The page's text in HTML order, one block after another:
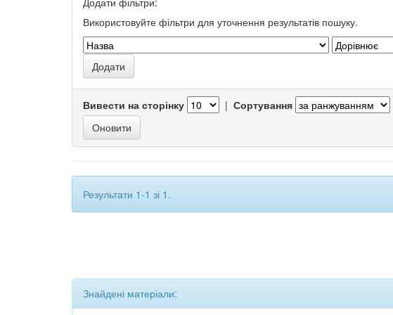
Використовуйте фільтри для уточнення результатів пошуку.
Вивести на сторінку | Сортування
Результати 1-1 зі 1.
Знайдені матеріали: